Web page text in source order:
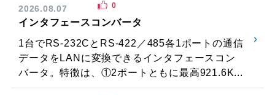
2026.08.07
インタフェースコンバータ
1台でRS-232CとRS-422／485各1ポートの通信
データをLANに変換できるインタフェースコン
バータ。特徴は、①2ポートともに最高921.6K...
0